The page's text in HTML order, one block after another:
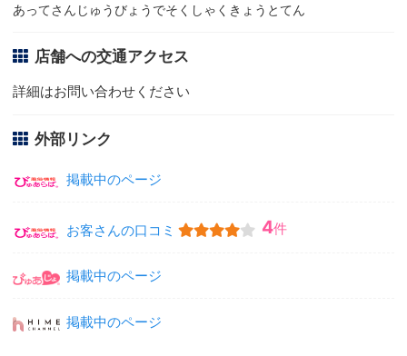
あってさんじゅうびょうでそくしゃくきょうとてん
店舗への交通アクセス
詳細はお問い合わせください
外部リンク
掲載中のページ
お客さんの口コミ 4件
掲載中のページ
掲載中のページ